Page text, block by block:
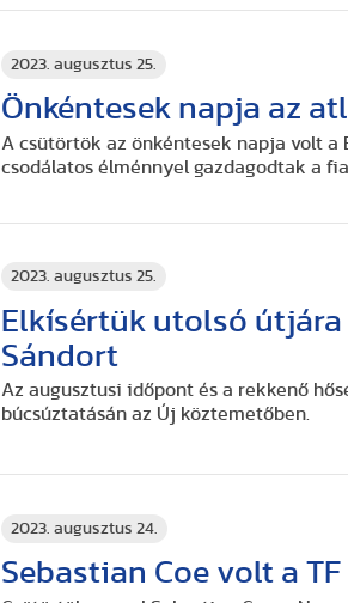
2023. augusztus 25.
Önkéntesek napja az
A csütörtök az önkéntesek napja volt
csodálatos élménnyel gazdagodtak a
2023. augusztus 25.
Elkísértük utolsó útjára
Sándort
Az augusztusi időpont és a rekkenő
búcsúztatásán az Új köztemetőben.
2023. augusztus 24.
Sebastian Coe volt a